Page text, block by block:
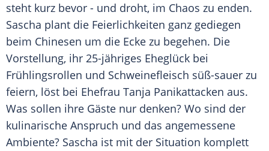
steht kurz bevor - und droht, im Chaos zu enden.
Sascha plant die Feierlichkeiten ganz gediegen
beim Chinesen um die Ecke zu begehen. Die
Vorstellung, ihr 25-jähriges Eheglück bei
Frühlingsrollen und Schweinefleisch süß-sauer zu
feiern, löst bei Ehefrau Tanja Panikattacken aus.
Was sollen ihre Gäste nur denken? Wo sind der
kulinarische Anspruch und das angemessene
Ambiente? Sascha ist mit der Situation komplett